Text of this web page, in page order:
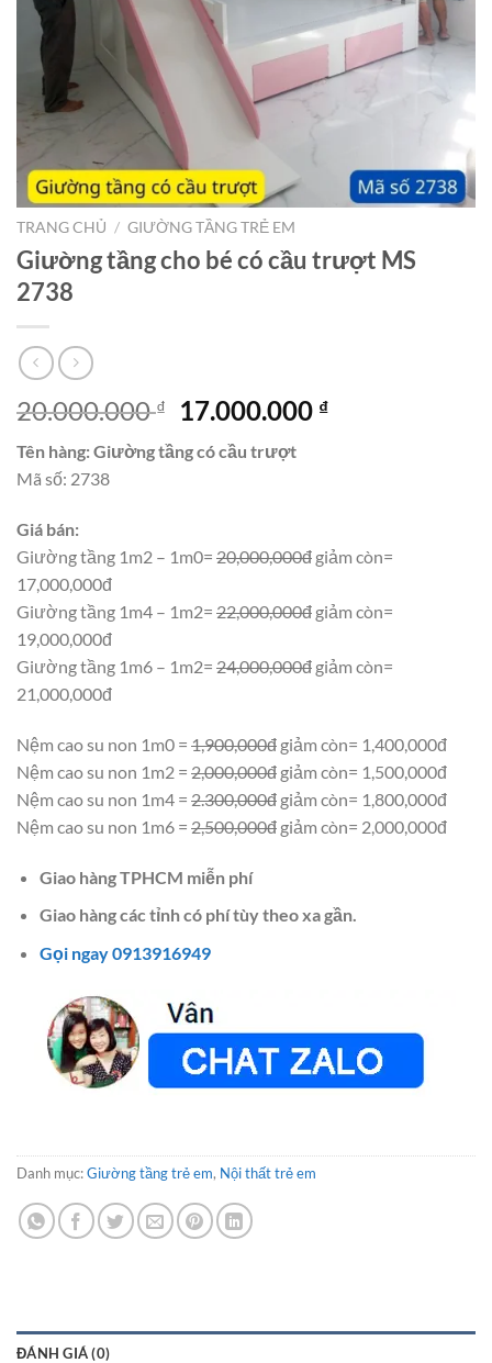
TRANG CHỦ / GIƯỜNG TẦNG TRẺ EM
Giường tầng cho bé có cầu trượt MS
2738
20.000.000₫
Giá
là:
17.000.000 ₫Giá
Tên hàng: Giường tầng có cầu trượt
Mã số: 2738
Giá bán:
Giường tầng 1m2 – 1m0= 20,000,000đ giảm còn=
17,000,000đ
Giường tầng 1m4 – 1m2= 22,000,000đ giảm còn=
19,000,000đ
Giường tầng 1m6 – 1m2= 24,000,000đ giảm còn=
21,000,000đ
Nệm cao su non 1m0 = 1,900,000đ giảm còn= 1,400,000đ
Nệm cao su non 1m2 = 2,000,000đ giảm còn= 1,500,000đ
Nệm cao su non 1m4 = 2.300,000đ giảm còn= 1,800,000đ
Nệm cao su non 1m6 = 2,500,000đ giảm còn= 2,000,000đ
Giao hàng TPHCM miễn phí
Giao hàng các tỉnh có phí tùy theo xa gần.
Gọi ngay 0913916949
Danh mục:Giường tầng trẻ em, Nội thất trẻ em
ĐÁNH GIÁ (0)